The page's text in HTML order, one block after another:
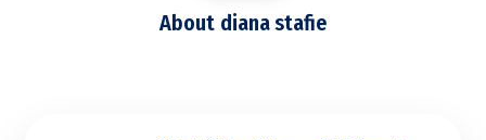
About diana stafie